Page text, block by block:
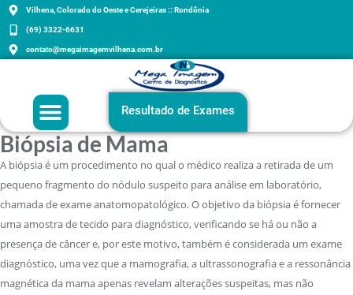
Vilhena, Colorado do Oeste e Cerejeiras :: Rondônia
(69) 3322-6631
contato@megaimagemvilhena.com.br
Resultado de Exames
Biópsia de Mama
A biópsia é um procedimento no qual o médico realiza a retirada de um
pequeno fragmento do nódulo suspeito para análise em laboratório,
chamada de exame anatomopatológico. O objetivo da biópsia é fornecer
uma amostra de tecido para diagnóstico, verificando se há ou não a
presença de câncer e, por este motivo, também é considerada um exame
diagnóstico, uma vez que a mamografia, a ultrassonografia e a ressonância
magnética da mama apenas revelam alterações suspeitas, mas não